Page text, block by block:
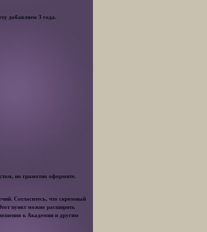
добавляем 3 года.
но грамотно оформите.
Согласитесь, что скромный
пункт можно расширить
к Академии и другим